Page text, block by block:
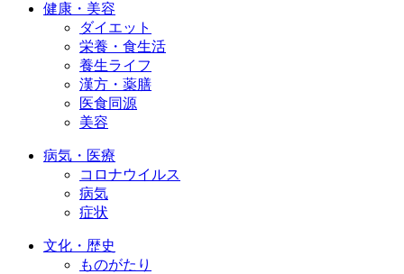
健康・美容
ダイエット
栄養・食生活
養生ライフ
漢方・薬膳
医食同源
美容
病気・医療
コロナウイルス
病気
症状
文化・歴史
ものがたり